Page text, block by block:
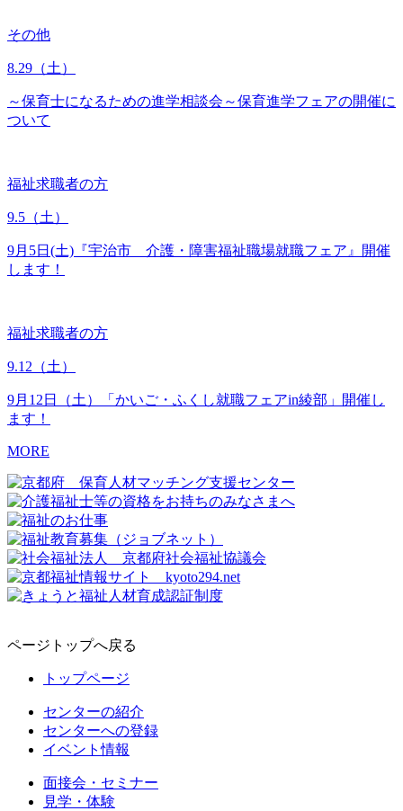
その他
8.29 （土）
～保育士になるための進学相談会～保育進学フェアの開催に
ついて
福祉求職者の方
9.5 （土）
9月5日(土)『宇治市 介護・障害福祉職場就職フェア』開催
します！
福祉求職者の方
9.12 （土）
9月12日（土）「かいご・ふくし就職フェアin綾部」開催し
ます！
MORE
ページトップへ戻る
トップページ
センターの紹介
センターへの登録
イベント情報
面接会・セミナー
見学・体験